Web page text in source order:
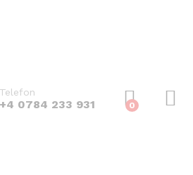
Telefon
+4 0784 233 931 0